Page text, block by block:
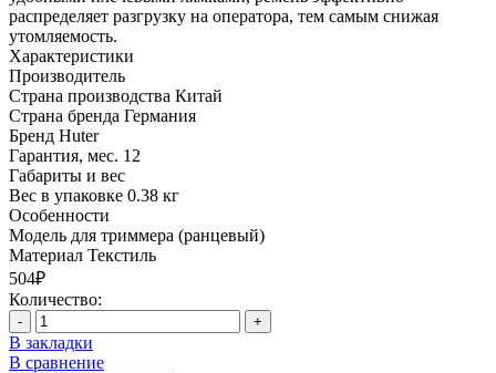
распределяет разгрузку на оператора, тем самым снижая
утомляемость.
Характеристики
Производитель
Страна производства Китай
Страна бренда Германия
Бренд Huter
Гарантия, мес. 12
Габариты и вес
Вес в упаковке 0.38 кг
Особенности
Модель для триммера (ранцевый)
Материал Текстиль
504₽
Количество:
- +
В закладки
В сравнение